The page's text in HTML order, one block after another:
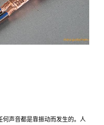
声音都是靠振动而发生的。人